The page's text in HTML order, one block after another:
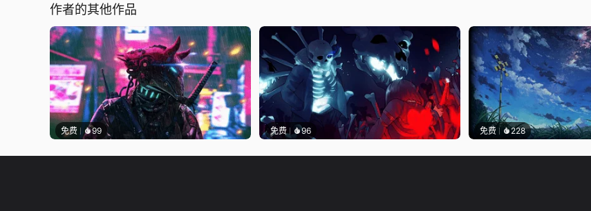
作者的其他作品
免费 99 免费 96 免费 228